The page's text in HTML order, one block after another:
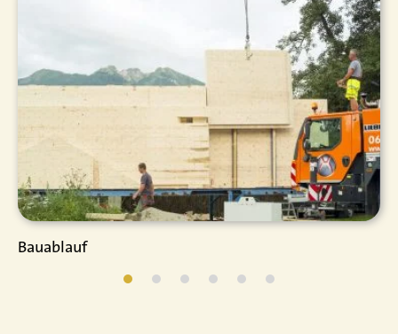
Bauablauf